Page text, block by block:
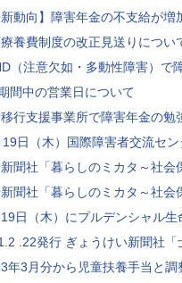
新動向】障害年金の不支給が
養費制度の改正見送りについ
（注意欠如・多動性障害）で
間中の営業日について
行支援事業所で障害年金の勉
19日（木）国際障害者交流セ
聞社「暮らしのミカタ～社
聞社「暮らしのミカタ～社
19日（木）にプルデンシャル
.22発行 ぎょうけい新聞社
年3月分から児童扶養手当と